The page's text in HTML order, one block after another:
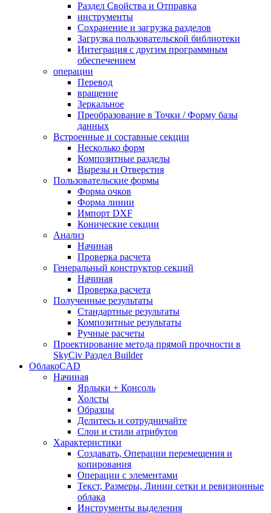
Раздел Свойства и Отправка
инструменты
Сохранение и загрузка разделов
Загрузка пользовательской библиотеки
Интеграция с другим программным
обеспечением
операции
Перевод
вращение
Зеркальное
Преобразование в Точки / Форму базы
данных
Встроенные и составные секции
Несколько форм
Композитные разделы
Вырезы и Отверстия
Пользовательские формы
Форма очков
Форма линии
Импорт DXF
Конические секции
Анализ
Начиная
Проверка расчета
Генеральный конструктор секций
Начиная
Проверка расчета
Полученные результаты
Стандартные результаты
Композитные результаты
Ручные расчеты
Проектирование метода прямой прочности в
SkyCiv Раздел Builder
ОблакоCAD
Начиная
Ярлыки + Консоль
Холсты
Образцы
Делитесь и сотрудничайте
Слои и стили атрибутов
Характеристики
Создавать, Операции перемещения и
копирования
Операции с элементами
Текст, Размеры, Линии сетки и ревизионные
облака
Инструменты выделения